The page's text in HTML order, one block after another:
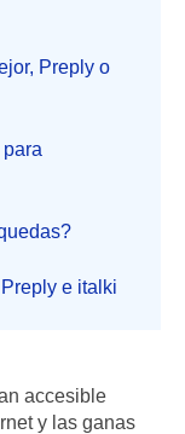
Preply o
e italki
accesible
y las ganas